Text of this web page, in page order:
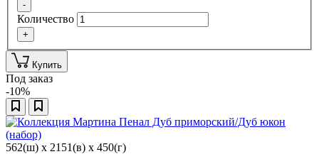
-
Количество
+
Купить
Под заказ
-10%
562(ш) x 2151(в) x 450(г)